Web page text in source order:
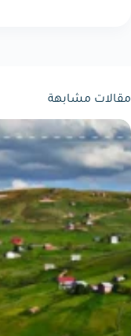
مقالات مشابهة